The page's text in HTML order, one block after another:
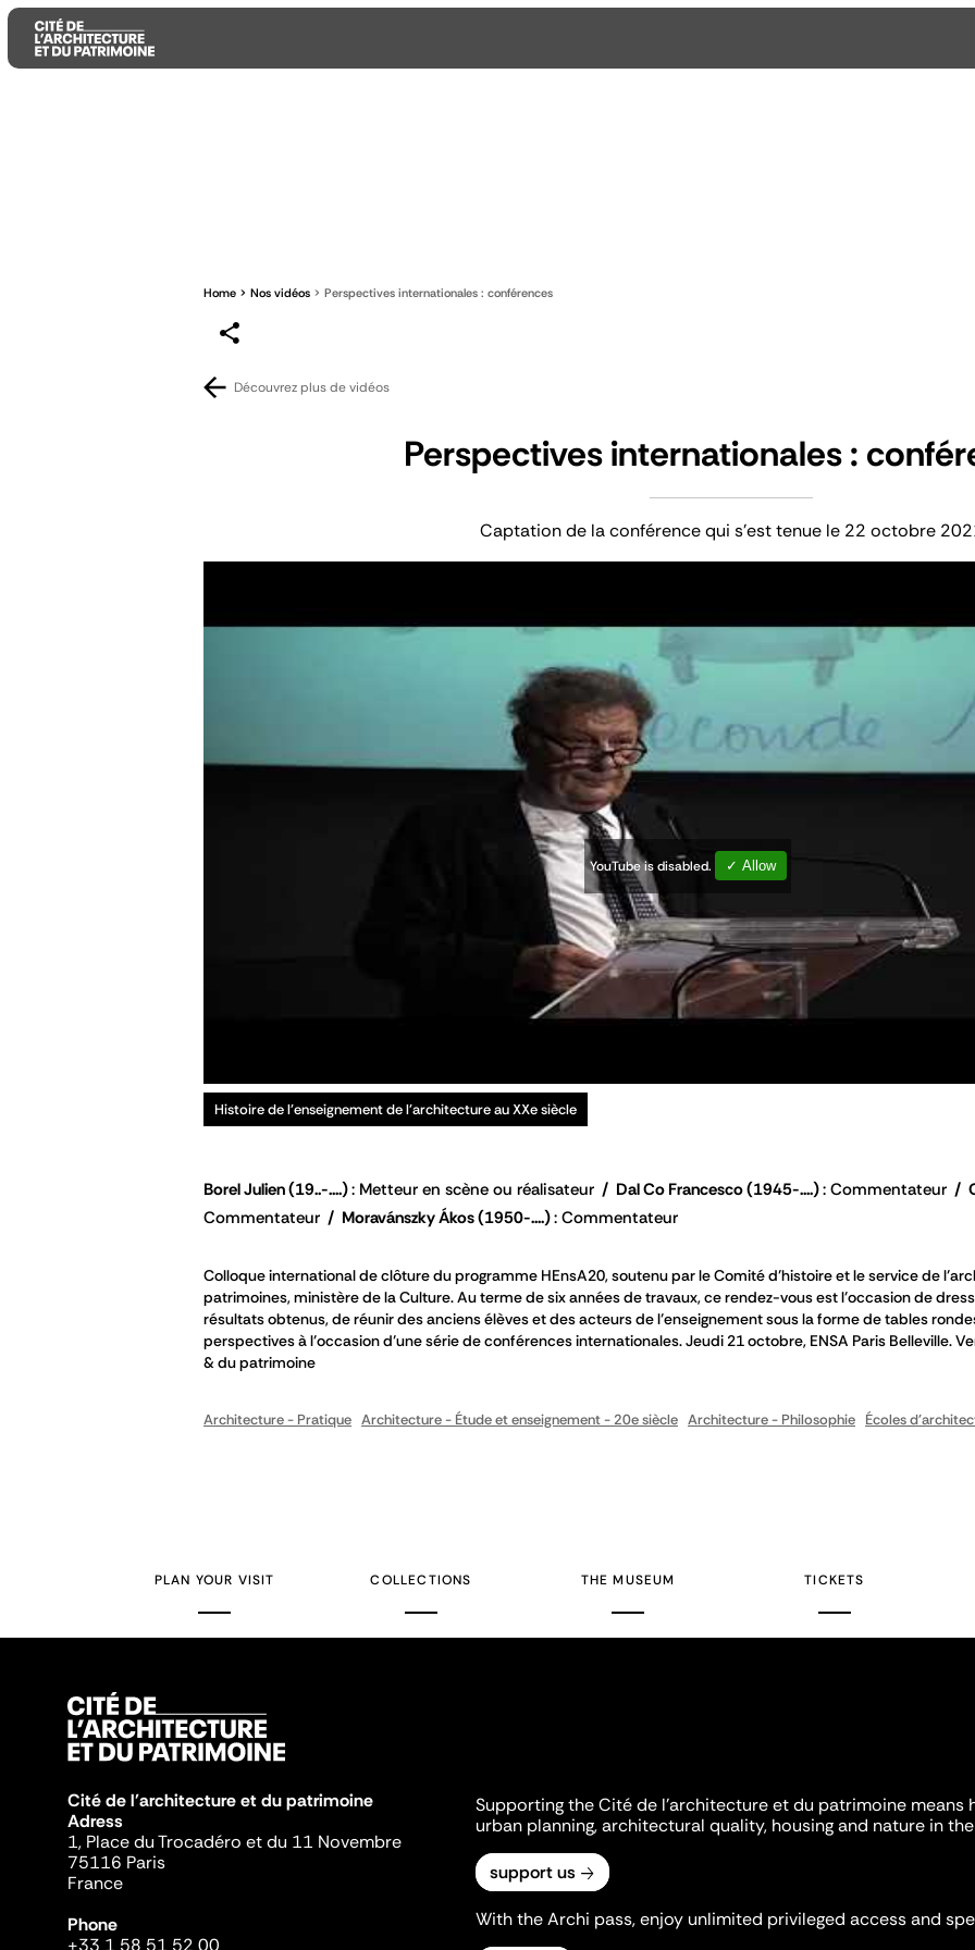
Home Nos vidéos Perspectives internationales : conférences
Découvrez plus de vidéos
Perspectives internationales :
Captation de la conférence qui s'est tenue le 22 octobre
YouTube is disabled. ✓ Allow
Histoire de l'enseignement de l'architecture au XXe siècle
Borel Julien(19..-....) Metteur en scène ou réalisateur Dal Co Francesco(1945-....) Commentateur
Commentateur
Moravánszky Ákos(1950-....) Commentateur
Colloque international de clôture du programme HEnsA20, soutenu par le Comité d’histoire et le service de
patrimoines, ministère de la Culture. Au terme de six années de travaux, ce rendez-vous est l’occasion de
résultats obtenus, de réunir des anciens élèves et des acteurs de l’enseignement sous la forme de tables
perspectives à l’occasion d’une série de conférences internationales. Jeudi 21 octobre, ENSA Paris Belleville.
& du patrimoine
Architecture - Pratique Architecture - Étude et enseignement - 20e siècle Architecture - Philosophie Écoles
PLAN YOUR VISIT COLLECTIONS THE MUSEUM TICKETS
Cité de l'architecture et du patrimoine
Adress
1, Place du Trocadéro et du 11 Novembre
75116 Paris
France
Phone
+33 1 58 51 52 00
Supporting the Cité de l'architecture et du patrimoine means
urban planning, architectural quality, housing and nature in
support us
With the Archi pass, enjoy unlimited privileged access and